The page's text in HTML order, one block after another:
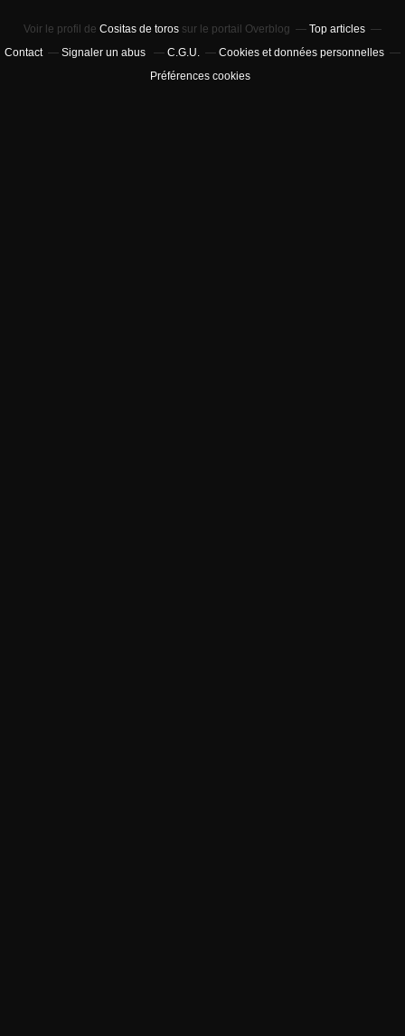
Voir le profil de Cositas de toros sur le portail Overblog
Top articles
Contact
Signaler un abus C.G.U.
Cookies et données personnelles
Préférences cookies